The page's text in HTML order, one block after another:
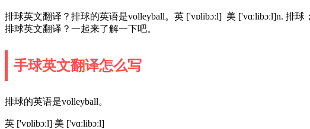
排球英文翻译？排球的英语是volleyball。英 ['vɒlibɔːl] 美 ['vɑːlibɔːl]n. 排
排球英文翻译？一起来了解一下吧。
手球英文翻译怎么写
排球的英语是volleyball。
英 ['vɒlibɔːl] 美 ['vɑːlibɔːl]